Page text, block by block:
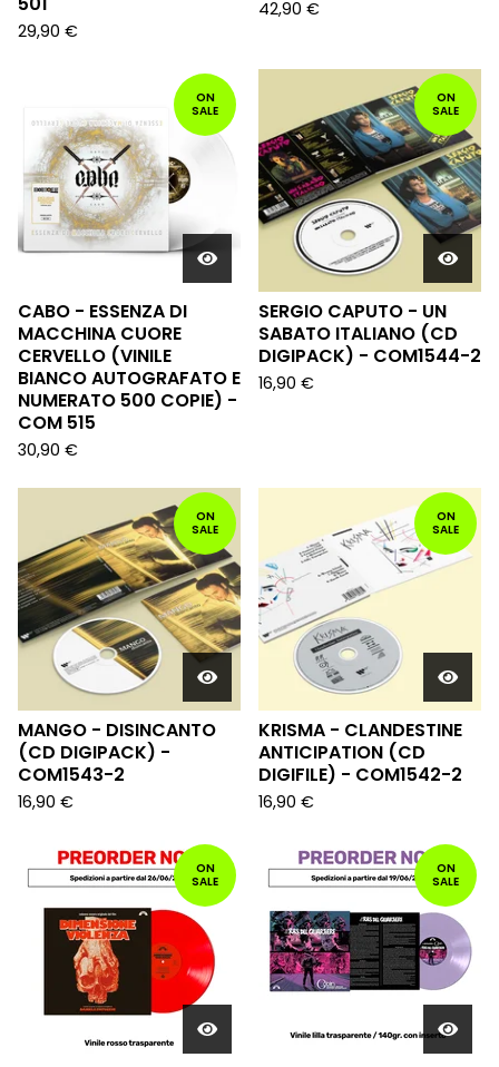
29,90 €
42,90 €
ON
SALE
CABO - ESSENZA DI
MACCHINA CUORE
CERVELLO (VINILE
BIANCO AUTOGRAFATO E
NUMERATO 500 COPIE) -
COM 515
30,90 €
ON
SALE
SERGIO CAPUTO - UN
SABATO ITALIANO (CD
DIGIPACK) - COM1544-2
16,90 €
ON
SALE
MANGO - DISINCANTO
(CD DIGIPACK) -
COM1543-2
16,90 €
ON
SALE
KRISMA - CLANDESTINE
ANTICIPATION (CD
DIGIFILE) - COM1542-2
16,90 €
ON
SALE
ON
SALE